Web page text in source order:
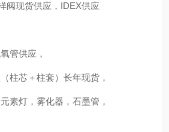
阀现货供应，IDEX供应
管供应，
柱芯＋柱套）长年现货，
素灯，雾化器，石墨管，